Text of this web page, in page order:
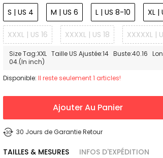
S | US 4
M | US 6 L | US 8-10 XL |
XXXL | US 16 XXXXL | US 18 XXXXXL |
Size Tag:XXL Taille US Ajustée:14 Buste:40.16
04.(In inch)
Disponible: Il reste seulement 1 articles!
Ajouter Au Panier
30 Jours de Garantie Retour
TAILLES & MESURES
INFOS D'EXPÉDITION